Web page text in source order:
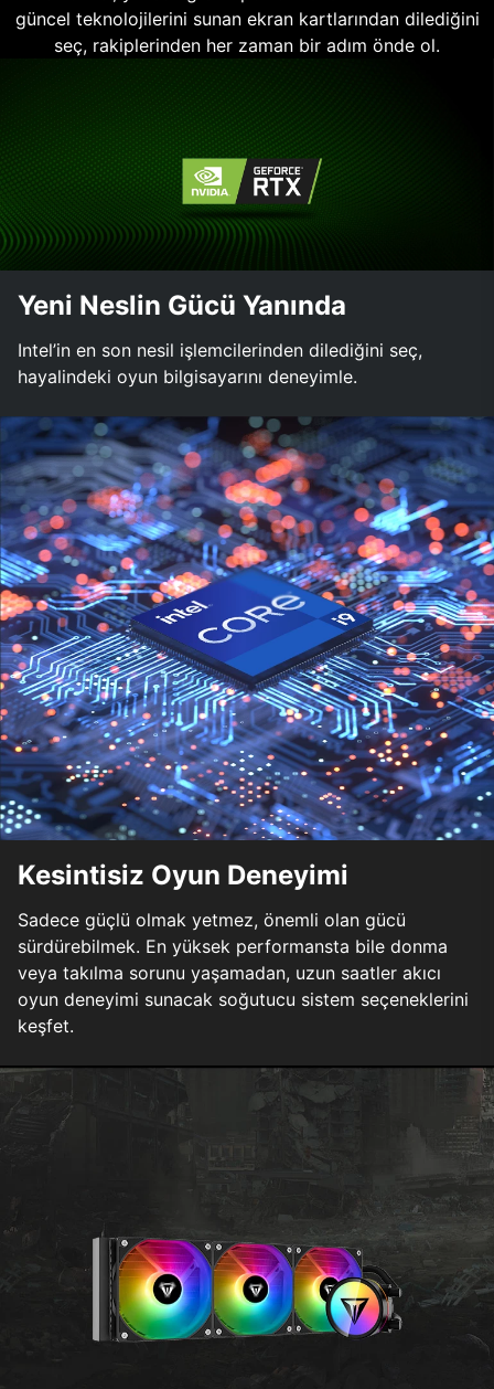
güncel teknolojilerini sunan ekran kartlarından dilediğini
seç, rakiplerinden her zaman bir adım önde ol.
Yeni Neslin Gücü Yanında
Intel’in en son nesil işlemcilerinden dilediğini seç,
hayalindeki oyun bilgisayarını deneyimle.
Kesintisiz Oyun Deneyimi
Sadece güçlü olmak yetmez, önemli olan gücü
sürdürebilmek. En yüksek performansta bile donma
veya takılma sorunu yaşamadan, uzun saatler akıcı
oyun deneyimi sunacak soğutucu sistem seçeneklerini
keşfet.